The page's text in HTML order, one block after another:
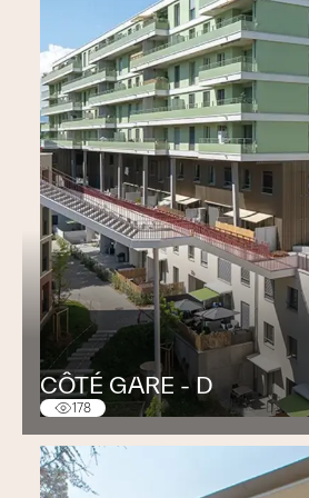
BCV Château de
Roulin, architecte service
2m2c Centre de Congrès
Montreux
Clinique La Source
architectes - Lausanne
Philip Morris Lausanne
Gardel (Murat)
St-Légier Gde Salle, autres
St-Légier
Yverdon collège « Aux
gymnastique
Daillens Grande Salle
architectes - Lausanne
Vevey Collège Ste-Claire
R. Bänninger
CÔTÉ GARE - D
178